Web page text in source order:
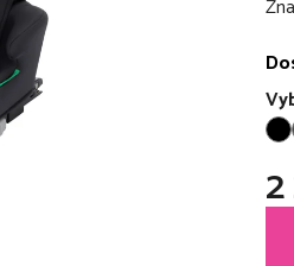
je
0,0
z